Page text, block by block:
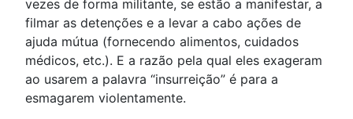
vezes de forma militante, se estão a manifestar, a
filmar as detenções e a levar a cabo ações de
ajuda mútua (fornecendo alimentos, cuidados
médicos, etc.). E a razão pela qual eles exageram
ao usarem a palavra “insurreição” é para a
esmagarem violentamente.